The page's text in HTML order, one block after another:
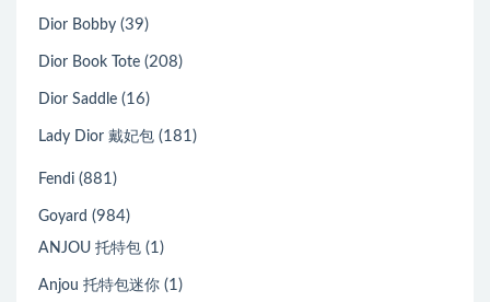
Dior Bobby (39)
Dior Book Tote (208)
Dior Saddle (16)
Lady Dior 戴妃包 (181)
Fendi (881)
Goyard (984)
ANJOU 托特包 (1)
Anjou 托特包迷你 (1)